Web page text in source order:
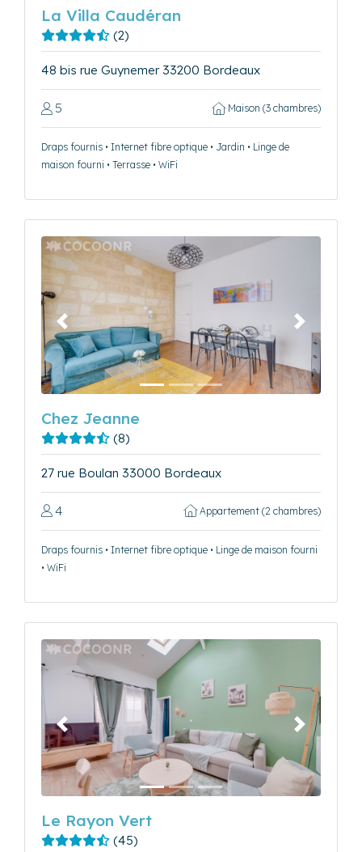
La Villa Caudéran
(2)
48 bis rue Guynemer 33200 Bordeaux
5 Maison (3 chambres)
Draps fournis • Internet fibre optique • Jardin • Linge de
maison fourni • Terrasse • WiFi
Précédent Suivant
Chez Jeanne
(8)
27 rue Boulan 33000 Bordeaux
4 Appartement (2 chambres)
Draps fournis • Internet fibre optique • Linge de maison fourni
• WiFi
Précédent Suivant
Le Rayon Vert
(45)